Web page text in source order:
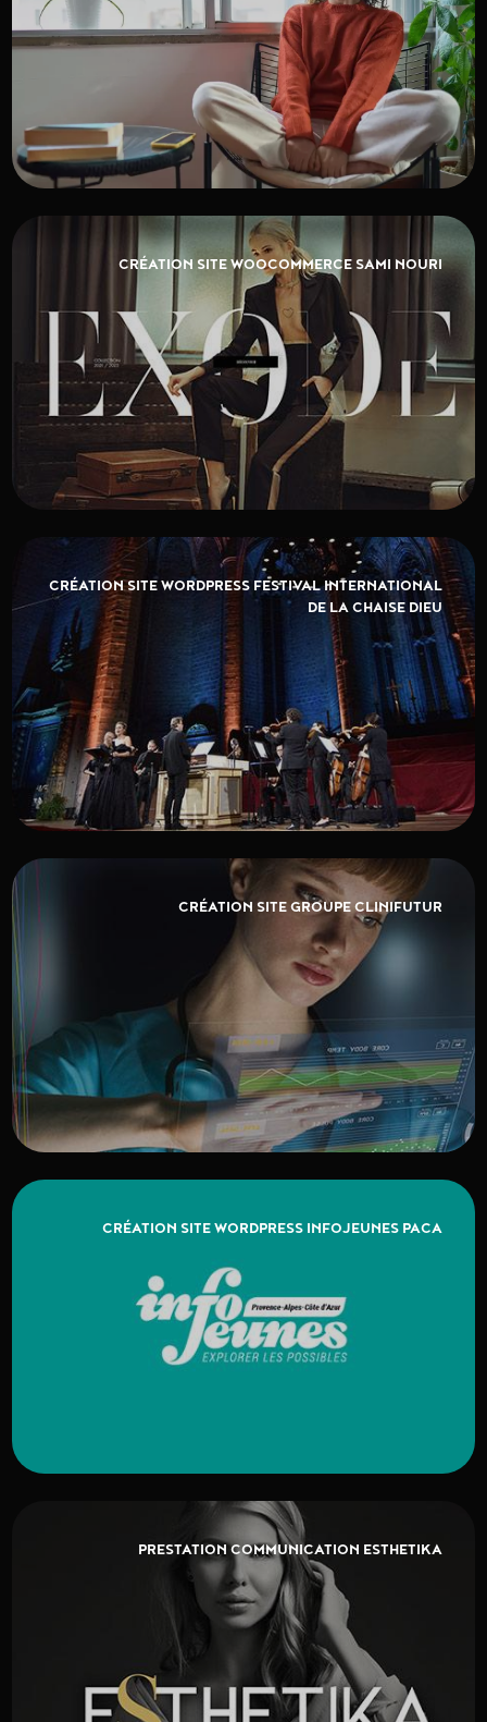
CRÉATION SITE WOOCOMMERCE SAMI NOURI
CRÉATION SITE WORDPRESS FESTIVAL INTERNATIONAL
DE LA CHAISE DIEU
CRÉATION SITE GROUPE CLINIFUTUR
CRÉATION SITE WORDPRESS INFOJEUNES PACA
PRESTATION COMMUNICATION ESTHETIKA